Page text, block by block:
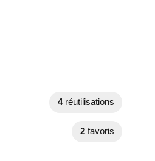
4 réutilisations
2 favoris